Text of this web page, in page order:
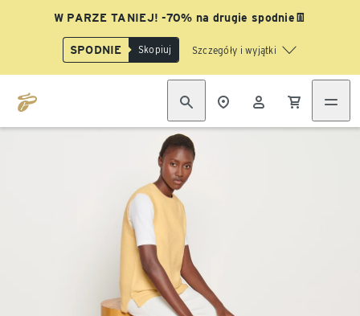
W PARZE TANIEJ! -70% na drugie spodnie👖
SPODNIE Skopiuj Szczegóły i wyjątki